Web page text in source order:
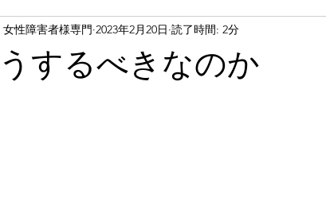
係 風物詩 性病検査結果 質問箱回答
するべきなのか
性障害者様専門 2023年2月20日 読了時間: 2分